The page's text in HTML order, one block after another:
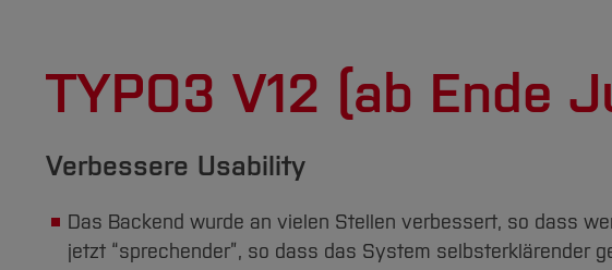
TYPO3 V12 (ab Ende
Verbessere Usability
Das Backend wurde an vielen Stellen verbessert, so dass
jetzt “sprechender”, so dass das System selbsterklärender